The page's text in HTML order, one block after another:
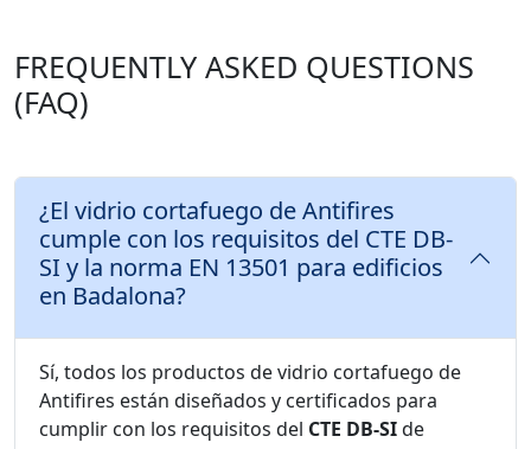
FREQUENTLY ASKED QUESTIONS
(FAQ)
¿El vidrio cortafuego de Antifires
cumple con los requisitos del CTE DB-
SI y la norma EN 13501 para edificios
en Badalona?
Sí, todos los productos de vidrio cortafuego de
Antifires están diseñados y certificados para
cumplir con los requisitos del CTE DB-SIde